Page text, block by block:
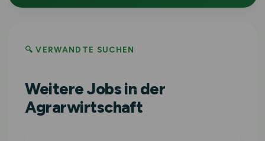
🔍 VERWANDTE SUCHEN
Weitere Jobs in der
Agrarwirtschaft